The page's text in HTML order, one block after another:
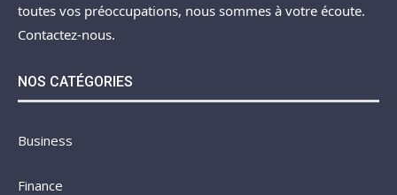
toutes vos préoccupations, nous sommes à votre écoute.
Contactez-nous.
NOS CATÉGORIES
Business
Finance